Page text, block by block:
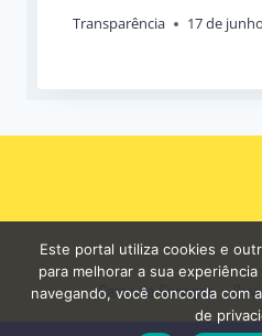
Transparência 17 de
Carta de Serviços
Este portal utiliza cookies e
para melhorar a sua
navegando, você concorda com
de